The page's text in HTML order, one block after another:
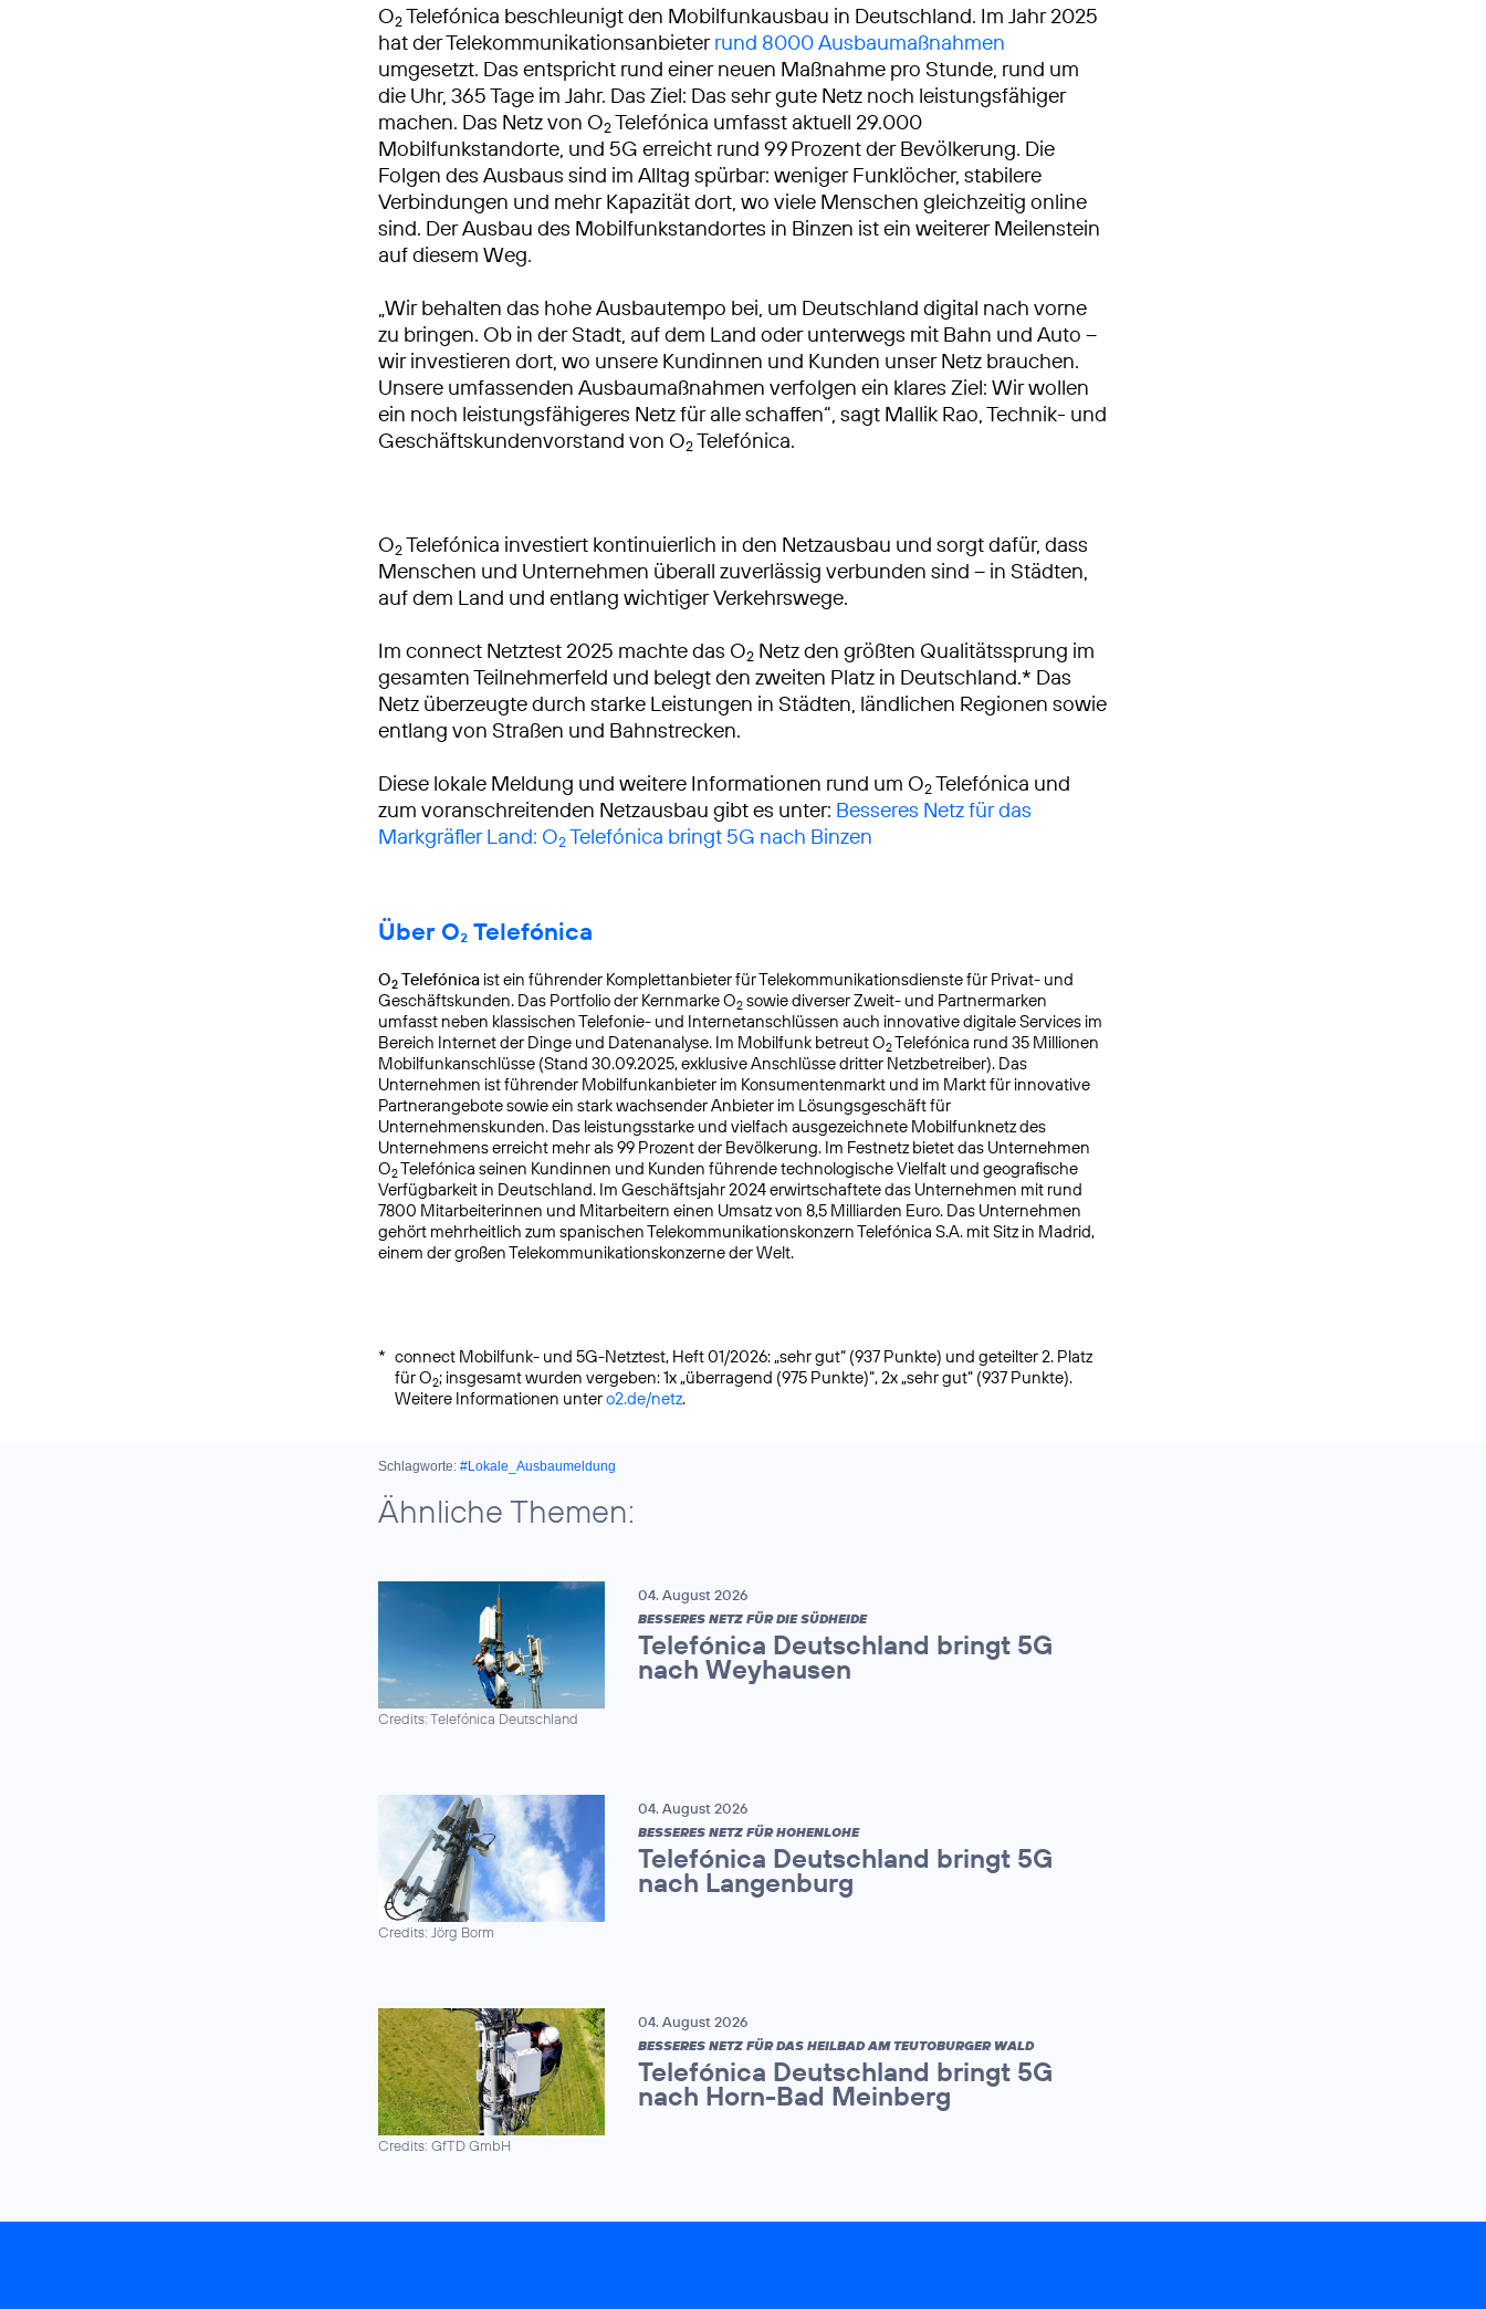
O2Telefónica beschleunigt den Mobilfunkausbau in Deutschland. Im Jahr 2025
hat der Telekommunikationsanbieterrund 8000 Ausbaumaßnahmen
umgesetzt. Das entspricht rund einer neuen Maßnahme pro Stunde, rund um
die Uhr, 365 Tage im Jahr. Das Ziel: Das sehr gute Netz noch leistungsfähiger
machen. Das Netz von O2Telefónica umfasst aktuell 29.000
Mobilfunkstandorte, und 5G erreicht rund 99 Prozent der Bevölkerung. Die
Folgen des Ausbaus sind im Alltag spürbar: weniger Funklöcher, stabilere
Verbindungen und mehr Kapazität dort, wo viele Menschen gleichzeitig online
sind. Der Ausbau des Mobilfunkstandortes in Binzen ist ein weiterer Meilenstein
auf diesem Weg.
„Wir behalten das hohe Ausbautempo bei, um Deutschland digital nach vorne
zu bringen. Ob in der Stadt, auf dem Land oder unterwegs mit Bahn und Auto –
wir investieren dort, wo unsere Kundinnen und Kunden unser Netz brauchen.
Unsere umfassenden Ausbaumaßnahmen verfolgen ein klares Ziel: Wir wollen
ein noch leistungsfähigeres Netz für alle schaffen“, sagt Mallik Rao, Technik- und
Geschäftskundenvorstand von O2Telefónica.
O2Telefónica investiert kontinuierlich in den Netzausbau und sorgt dafür, dass
Menschen und Unternehmen überall zuverlässig verbunden sind – in Städten,
auf dem Land und entlang wichtiger Verkehrswege.
Im connect Netztest 2025 machte das O2 Netz den größten Qualitätssprung im
gesamten Teilnehmerfeld und belegt den zweiten Platz in Deutschland.* Das
Netz überzeugte durch starke Leistungen in Städten, ländlichen Regionen sowie
entlang von Straßen und Bahnstrecken.
Diese lokale Meldung und weitere Informationen rund um O2Telefónica und
zum voranschreitenden Netzausbau gibt es unter: Besseres Netz für das
Markgräfler Land: O2Telefónica bringt 5G nach Binzen
Über O₂ Telefónica
O2 Telefónica ist ein führender Komplettanbieter für Telekommunikationsdienste für Privat- und
Geschäftskunden. Das Portfolio der Kernmarke O2 sowie diverser Zweit- und Partnermarken
umfasst neben klassischen Telefonie- und Internetanschlüssen auch innovative digitale Services im
Bereich Internet der Dinge und Datenanalyse. Im Mobilfunk betreut O2Telefónica rund 35 Millionen
Mobilfunkanschlüsse (Stand 30.09.2025, exklusive Anschlüsse dritter Netzbetreiber). Das
Unternehmen ist führender Mobilfunkanbieter im Konsumentenmarkt und im Markt für innovative
Partnerangebote sowie ein stark wachsender Anbieter im Lösungsgeschäft für
Unternehmenskunden. Das leistungsstarke und vielfach ausgezeichnete Mobilfunknetz des
Unternehmens erreicht mehr als 99 Prozent der Bevölkerung. Im Festnetz bietet das Unternehmen
O2Telefónica seinen Kundinnen und Kunden führende technologische Vielfalt und geografische
Verfügbarkeit in Deutschland. Im Geschäftsjahr 2024 erwirtschaftete das Unternehmen mit rund
7800 Mitarbeiterinnen und Mitarbeitern einen Umsatz von 8,5 Milliarden Euro. Das Unternehmen
gehört mehrheitlich zum spanischen Telekommunikationskonzern Telefónica S.A. mit Sitz in Madrid,
einem der großen Telekommunikationskonzerne der Welt.
* connect Mobilfunk- und 5G-Netztest, Heft 01/2026: „sehr gut“ (937 Punkte) und geteilter 2. Platz
für O2; insgesamt wurden vergeben: 1x „überragend (975 Punkte)“, 2x „sehr gut“ (937 Punkte).
Weitere Informationen untero2.de/netz.
Schlagworte: #Lokale_Ausbaumeldung
Ähnliche Themen:
Credits: Telefónica Deutschland
04. August 2026
BESSERES NETZ FÜR DIE SÜDHEIDE
Telefónica Deutschland bringt 5G
nach Weyhausen
Credits: Jörg Borm
04. August 2026
BESSERES NETZ FÜR HOHENLOHE
Telefónica Deutschland bringt 5G
nach Langenburg
Credits: GfTD GmbH
04. August 2026
BESSERES NETZ FÜR DAS HEILBAD AM TEUTOBURGER WALD
Telefónica Deutschland bringt 5G
nach Horn-Bad Meinberg